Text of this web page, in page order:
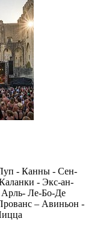
- Канны - Сен-
- Экс-ан-
Ле-Бо-Де
– Авиньон -